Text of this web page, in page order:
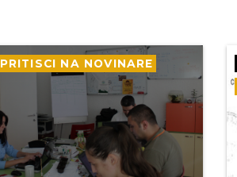
PRITISCI NA NOVINARE